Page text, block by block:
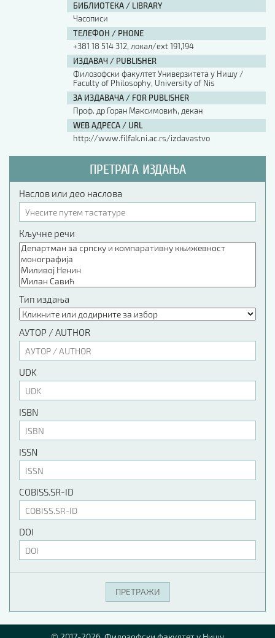
БИБЛИОТЕКА / LIBRARY
Часописи
ТЕЛЕФОН / PHONE
+381 18 514 312, локал/ext 191,194
ИЗДАВАЧ / PUBLISHER
Филозофски факултет Универзитета у Нишу /
Faculty of Philosophy, University of Nis
ЗА ИЗДАВАЧА / FOR PUBLISHER
Проф. др Горан Максимовић, декан
WEB АДРЕСА / URL
http://www.filfak.ni.ac.rs/izdavastvo
ПРЕТРАГА ИЗДАЊА
Наслов или део наслова
Кључне речи
Тип издања
АУТОР / AUTHOR
UDK
ISBN
ISSN
COBISS.SR-ID
DOI